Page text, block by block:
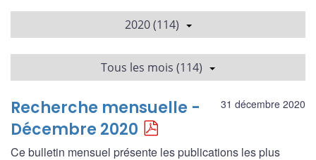
2020 (114)
Tous les mois (114)
31 décembre 2020
Recherche mensuelle -
Décembre 2020
Ce bulletin mensuel présente les publications les plus